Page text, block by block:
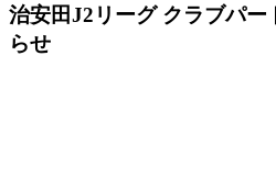
治安田J2リーグ クラブパー
らせ